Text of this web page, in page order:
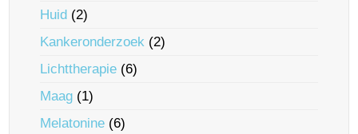
Huid (2)
Kankeronderzoek (2)
Lichttherapie (6)
Maag (1)
Melatonine (6)